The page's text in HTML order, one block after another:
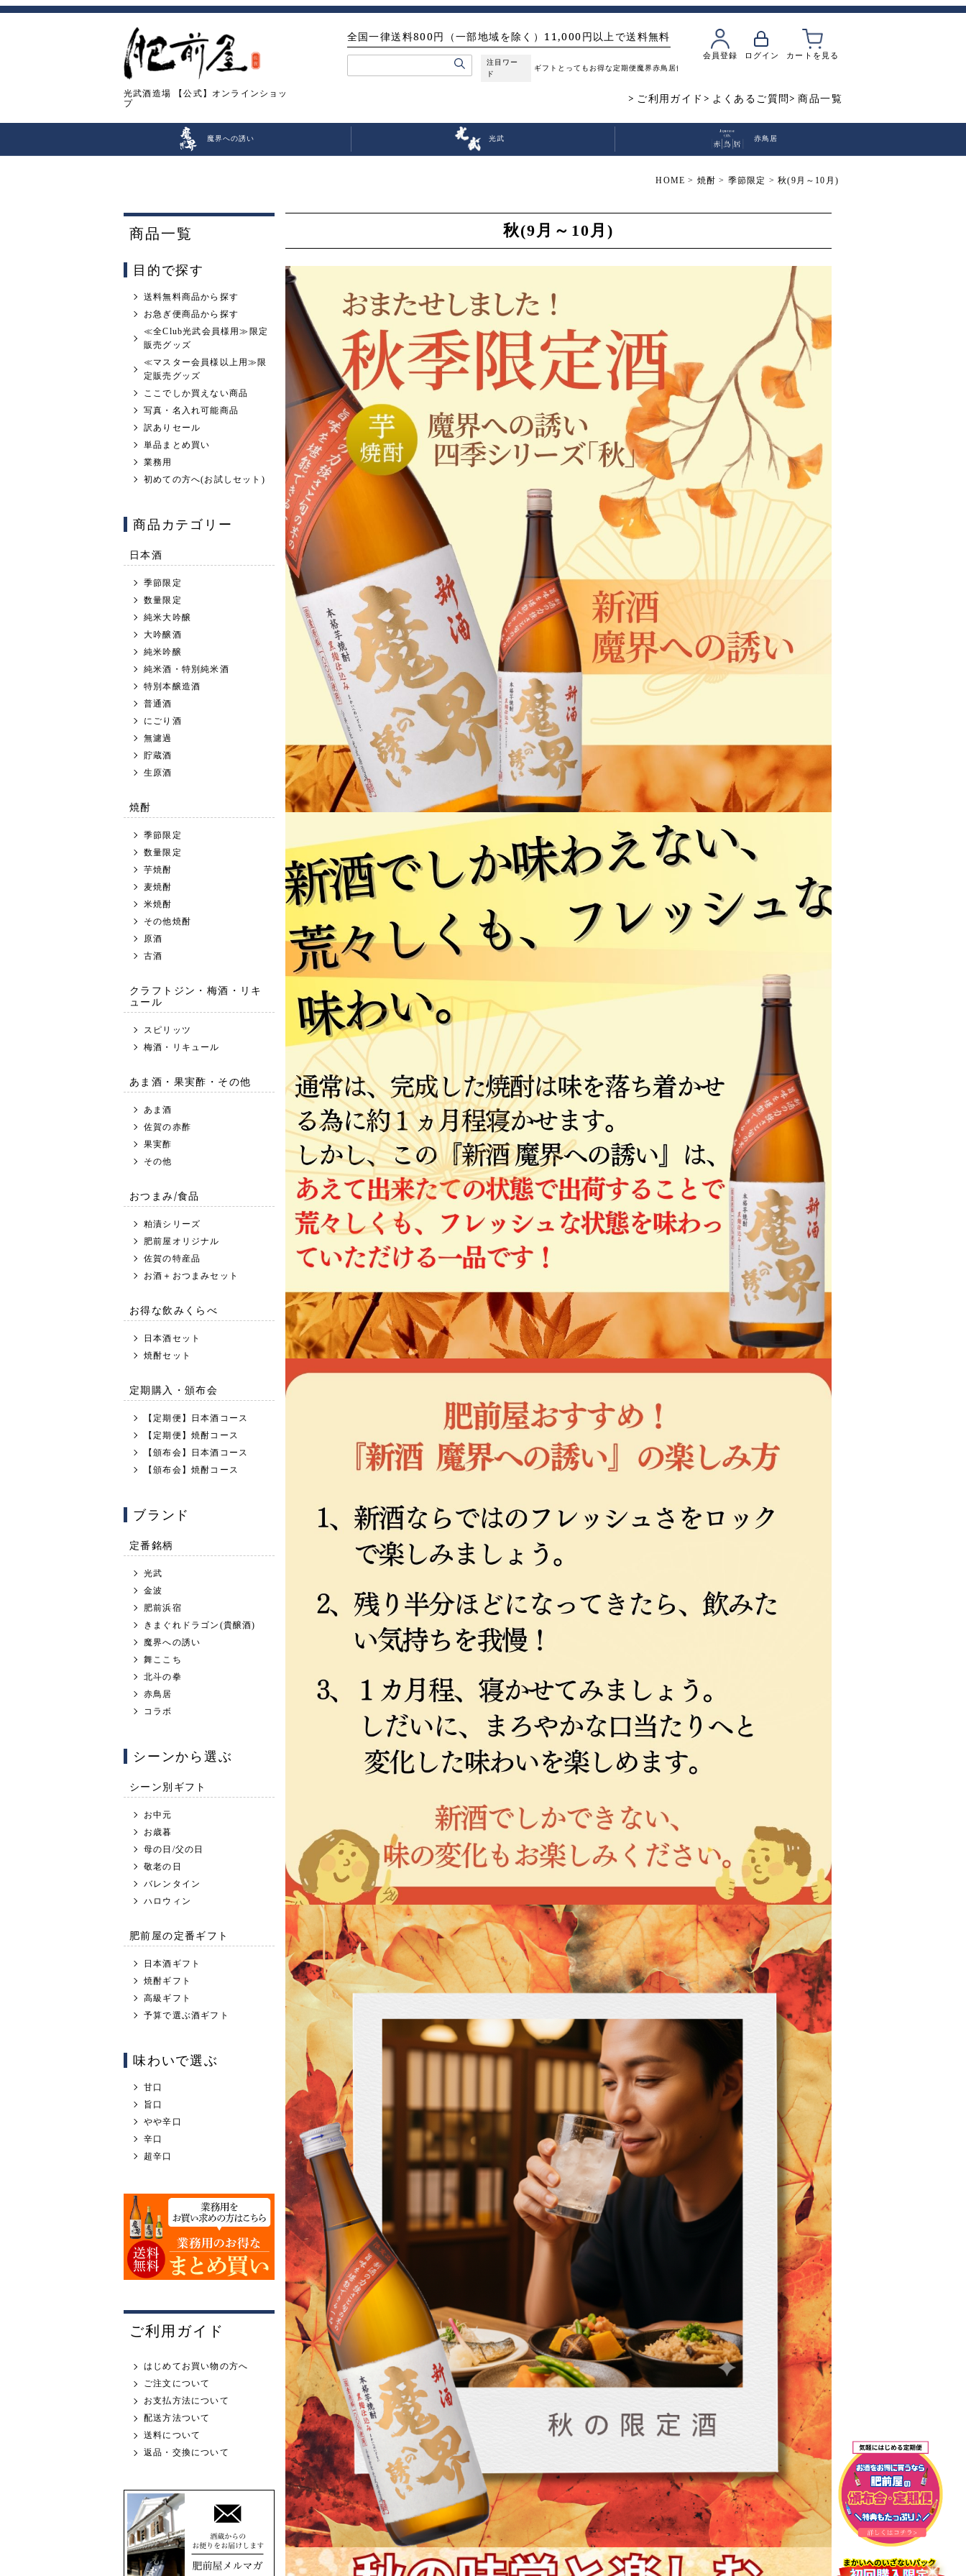
光武酒造場 【公式】オンラインショッ
プ
会員登録 ログイン カートを見る
全国一律送料800円（一部地域を除く）11,000円以上で送料無料
注目ワー
ド
ギフト とってもお得な定期便 魔界赤鳥居飲み比べ
ご利用ガイド よくあるご質問 商品一覧
魔界への誘い 光武 赤鳥居
HOME 焼酎 季節限定 秋(9月～10月)
商品一覧
目的で探す
送料無料商品から探す
お急ぎ便商品から探す
≪全Club光武会員様用≫限定
販売グッズ
≪マスター会員様以上用≫限
定販売グッズ
ここでしか買えない商品
写真・名入れ可能商品
訳ありセール
単品まとめ買い
業務用
初めての方へ(お試しセット)
商品カテゴリー
日本酒
季節限定
数量限定
純米大吟醸
大吟醸酒
純米吟醸
純米酒・特別純米酒
特別本醸造酒
普通酒
にごり酒
無濾過
貯蔵酒
生原酒
焼酎
季節限定
数量限定
芋焼酎
麦焼酎
米焼酎
その他焼酎
原酒
古酒
クラフトジン・梅酒・リキ
ュール
スピリッツ
梅酒・リキュール
あま酒・果実酢・その他
あま酒
佐賀の赤酢
果実酢
その他
おつまみ/食品
粕漬シリーズ
肥前屋オリジナル
佐賀の特産品
お酒＋おつまみセット
お得な飲みくらべ
日本酒セット
焼酎セット
定期購入・頒布会
【定期便】日本酒コース
【定期便】焼酎コース
【頒布会】日本酒コース
【頒布会】焼酎コース
ブランド
定番銘柄
光武
金波
肥前浜宿
きまぐれドラゴン(貴醸酒)
魔界への誘い
舞ここち
北斗の拳
赤鳥居
コラボ
シーンから選ぶ
シーン別ギフト
お中元
お歳暮
母の日/父の日
敬老の日
バレンタイン
ハロウィン
肥前屋の定番ギフト
日本酒ギフト
焼酎ギフト
高級ギフト
予算で選ぶ酒ギフト
味わいで選ぶ
甘口
旨口
やや辛口
辛口
超辛口
ご利用ガイド
はじめてお買い物の方へ
ご注文について
お支払方法について
配送方法ついて
送料について
返品・交換について
秋(9月～10月)